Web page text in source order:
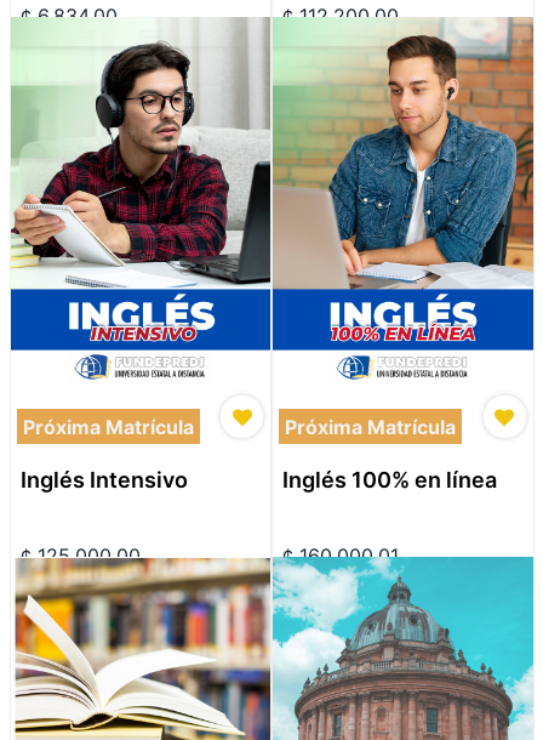
¢6,834.00 ¢112,200.00
Próxima Matrícula
Inglés Intensivo
¢125,000.00
Próxima Matrícula
Inglés 100% en línea
¢160,000.01